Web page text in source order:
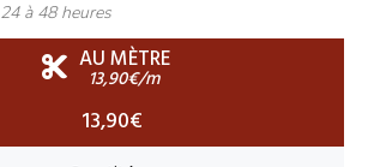
24 à 48 heures
AU MÈTRE
13,90€/m
13,90€